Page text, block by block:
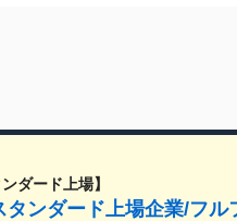
ダード上場】
ンダード上場企業/フ